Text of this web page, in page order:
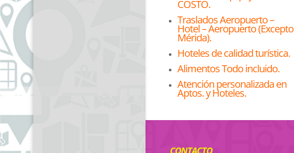
COSTO.
Traslados Aeropuerto –
Hotel – Aeropuerto (Excepto
Mérida).
Hoteles de calidad turística.
Alimentos Todo incluido.
Atención personalizada en
Aptos. y Hoteles.